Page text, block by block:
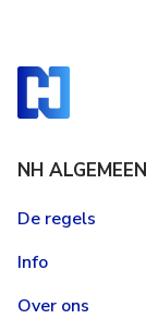
NH ALGEMEEN
De regels
Info
Over ons